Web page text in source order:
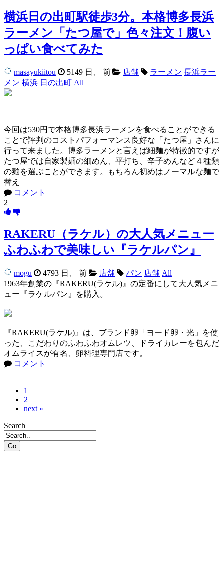
横浜日の出町駅徒歩3分。本格博多長浜
ラーメン「たつ屋で」色々注文！腹い
っぱい食べてみた
masayukiitou 5149 日、 前 店舗 ラーメン 長浜ラー
メン 横浜 日の出町 All
今回は530円で本格博多長浜ラーメンを食べることができる
ことで評判のコストパフォーマンス良好な「たつ屋」さんに
行って来ました。博多ラーメンと言えば細麺が特徴的ですが
たつ屋では自家製麺の細めん、平打ち、辛子めんなど４種類
の麺を選ぶことができます。もちろん初めはノーマルな麺で
替え
コメント
2
RAKERU（ラケル）の大人気メニュー
ふわふわで美味しい『ラケルパン』
mogu 4793 日、 前 店舗 パン 店舗 All
1963年創業の『RAKERU(ラケル)』の定番にして大人気メニ
ュー『ラケルパン』を購入。
『RAKERU(ラケル)』は、ブランド卵「ヨード卵・光」を使
った、こだわりのふわふわオムレツ、ドライカレーを包んだ
オムライスが有名、卵料理専門店です。
コメント
1
2
next »
Search
Go